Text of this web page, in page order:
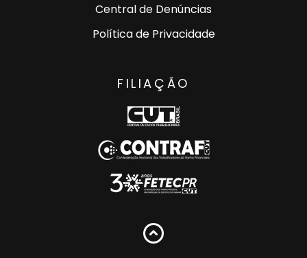
Central de Denúncias
Política de Privacidade
FILIAÇÃO